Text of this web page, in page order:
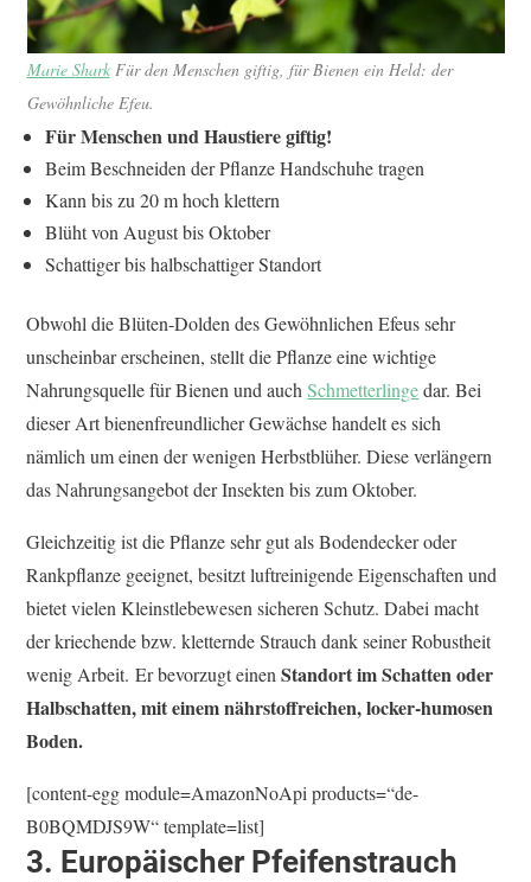
Marie SharkFür den Menschen giftig, für Bienen ein Held: der
Gewöhnliche Efeu.
Für Menschen und Haustiere giftig!
Beim Beschneiden der Pflanze Handschuhe tragen
Kann bis zu 20 m hoch klettern
Blüht von August bis Oktober
Schattiger bis halbschattiger Standort
Obwohl die Blüten-Dolden des Gewöhnlichen Efeus sehr
unscheinbar erscheinen, stellt die Pflanze eine wichtige
Nahrungsquelle für Bienen und auchSchmetterlingedar. Bei
dieser Art bienenfreundlicher Gewächse handelt es sich
nämlich um einen der wenigen Herbstblüher. Diese verlängern
das Nahrungsangebot der Insekten bis zum Oktober.
Gleichzeitig ist die Pflanze sehr gut als Bodendecker oder
Rankpflanze geeignet, besitzt luftreinigende Eigenschaften und
bietet vielen Kleinstlebewesen sicheren Schutz. Dabei macht
der kriechende bzw. kletternde Strauch dank seiner Robustheit
wenig Arbeit. Er bevorzugt einenStandort im Schatten oder
Halbschatten, mit einem nährstoffreichen, locker-humosen
Boden.
[content-egg module=AmazonNoApi products=“de-
B0BQMDJS9W“ template=list]
3. Europäischer Pfeifenstrauch